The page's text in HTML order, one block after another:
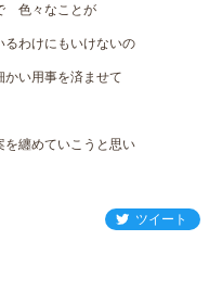
色々なことが
わけにもいけないの
い用事を済ませて
を纏めていこうと思い
ツイート